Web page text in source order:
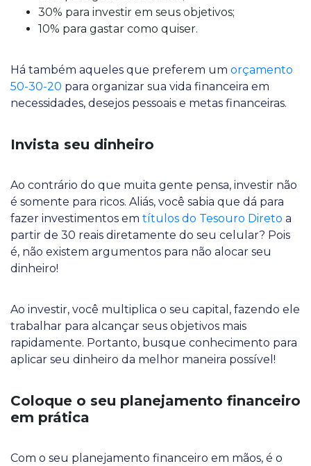
30% para investir em seus objetivos;
10% para gastar como quiser.
Há também aqueles que preferem um orçamento
50-30-20 para organizar sua vida financeira em
necessidades, desejos pessoais e metas financeiras.
Invista seu dinheiro
Ao contrário do que muita gente pensa, investir não
é somente para ricos. Aliás, você sabia que dá para
fazer investimentos em títulos do Tesouro Direto a
partir de 30 reais diretamente do seu celular? Pois
é, não existem argumentos para não alocar seu
dinheiro!
Ao investir, você multiplica o seu capital, fazendo ele
trabalhar para alcançar seus objetivos mais
rapidamente. Portanto, busque conhecimento para
aplicar seu dinheiro da melhor maneira possível!
Coloque o seu planejamento financeiro
em prática
Com o seu planejamento financeiro em mãos, é o